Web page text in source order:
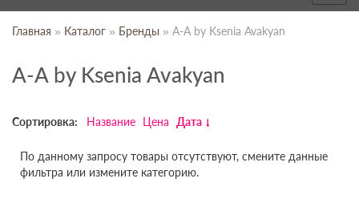
Главная » Каталог » Бренды » A-A by Ksenia Avakyan
A-A by Ksenia Avakyan
Сортировка: Название Цена Дата
По данному запросу товары отсутствуют, смените данные
фильтра или измените категорию.